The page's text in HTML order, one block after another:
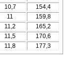
10,7
154,4
11
159,8
11,2
165,2
11,5
170,6
11,8 177,3